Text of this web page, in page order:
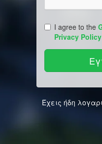
I agree to the
Privacy Policy
Έχεις ήδη